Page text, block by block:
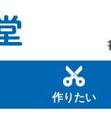
作りたい